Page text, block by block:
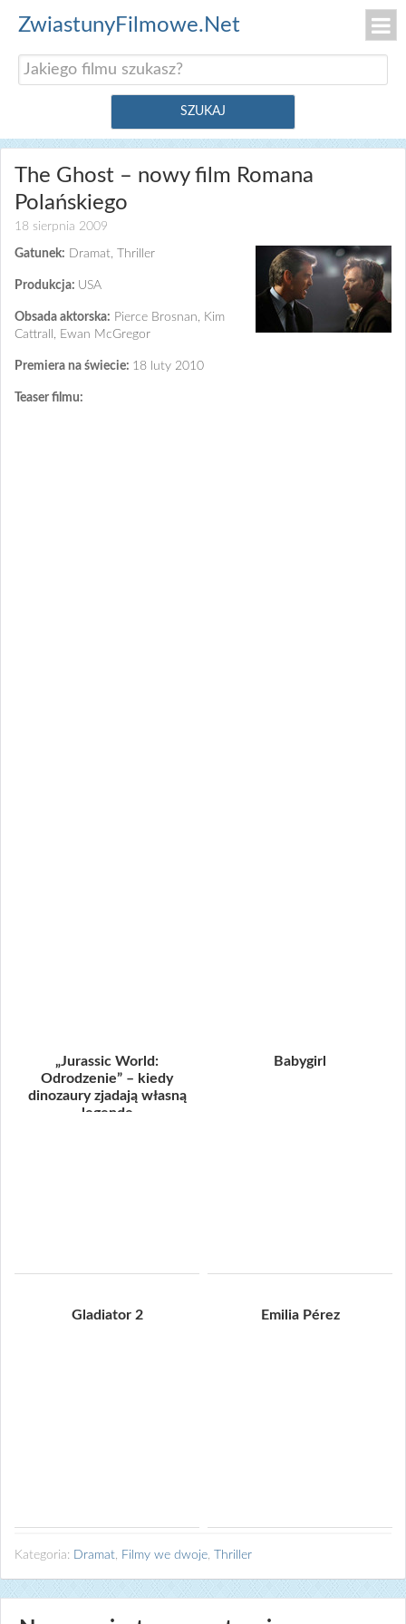
ZwiastunyFilmowe.Net
The Ghost – nowy film Romana
Polańskiego
18 sierpnia 2009
Gatunek: Dramat, Thriller
Produkcja: USA
Obsada aktorska: Pierce Brosnan, Kim
Cattrall, Ewan McGregor
Premiera na świecie: 18 luty 2010
Teaser filmu:
„Jurassic World:
Odrodzenie” – kiedy
dinozaury zjadają własną
legendę
Babygirl
Gladiator 2 Emilia Pérez
Kategoria: Dramat, Filmy we dwoje, Thriller